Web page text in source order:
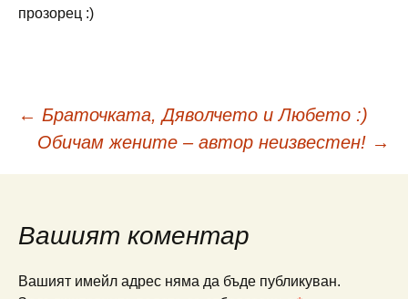
прозорец :)
Навигация
в
публикациите
← Браточката, Дяволчето и Любето :)
Обичам жените – автор неизвестен! →
Вашият коментар
Вашият имейл адрес няма да бъде публикуван.